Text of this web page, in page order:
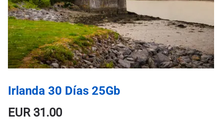
Irlanda 30 Días 25Gb
EUR31.00